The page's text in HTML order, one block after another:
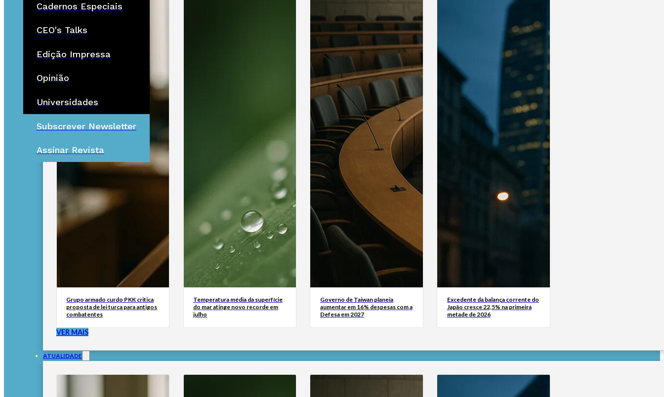
Cadernos Especiais
CEO's Talks
Edição Impressa
Opinião
Universidades
Subscrever Newsletter
Assinar Revista
Grupo armado curdo PKK critica
proposta de lei turca para antigos
combatentes
Temperatura média da superfície
do mar atinge novo recorde em
julho
Governo de Taiwan planeia
aumentar em 16% despesas com a
Defesa em 2027
Excedente da balança corrente do
Japão cresce 22,5% na primeira
metade de 2026
VER MAIS
ATUALIDADE